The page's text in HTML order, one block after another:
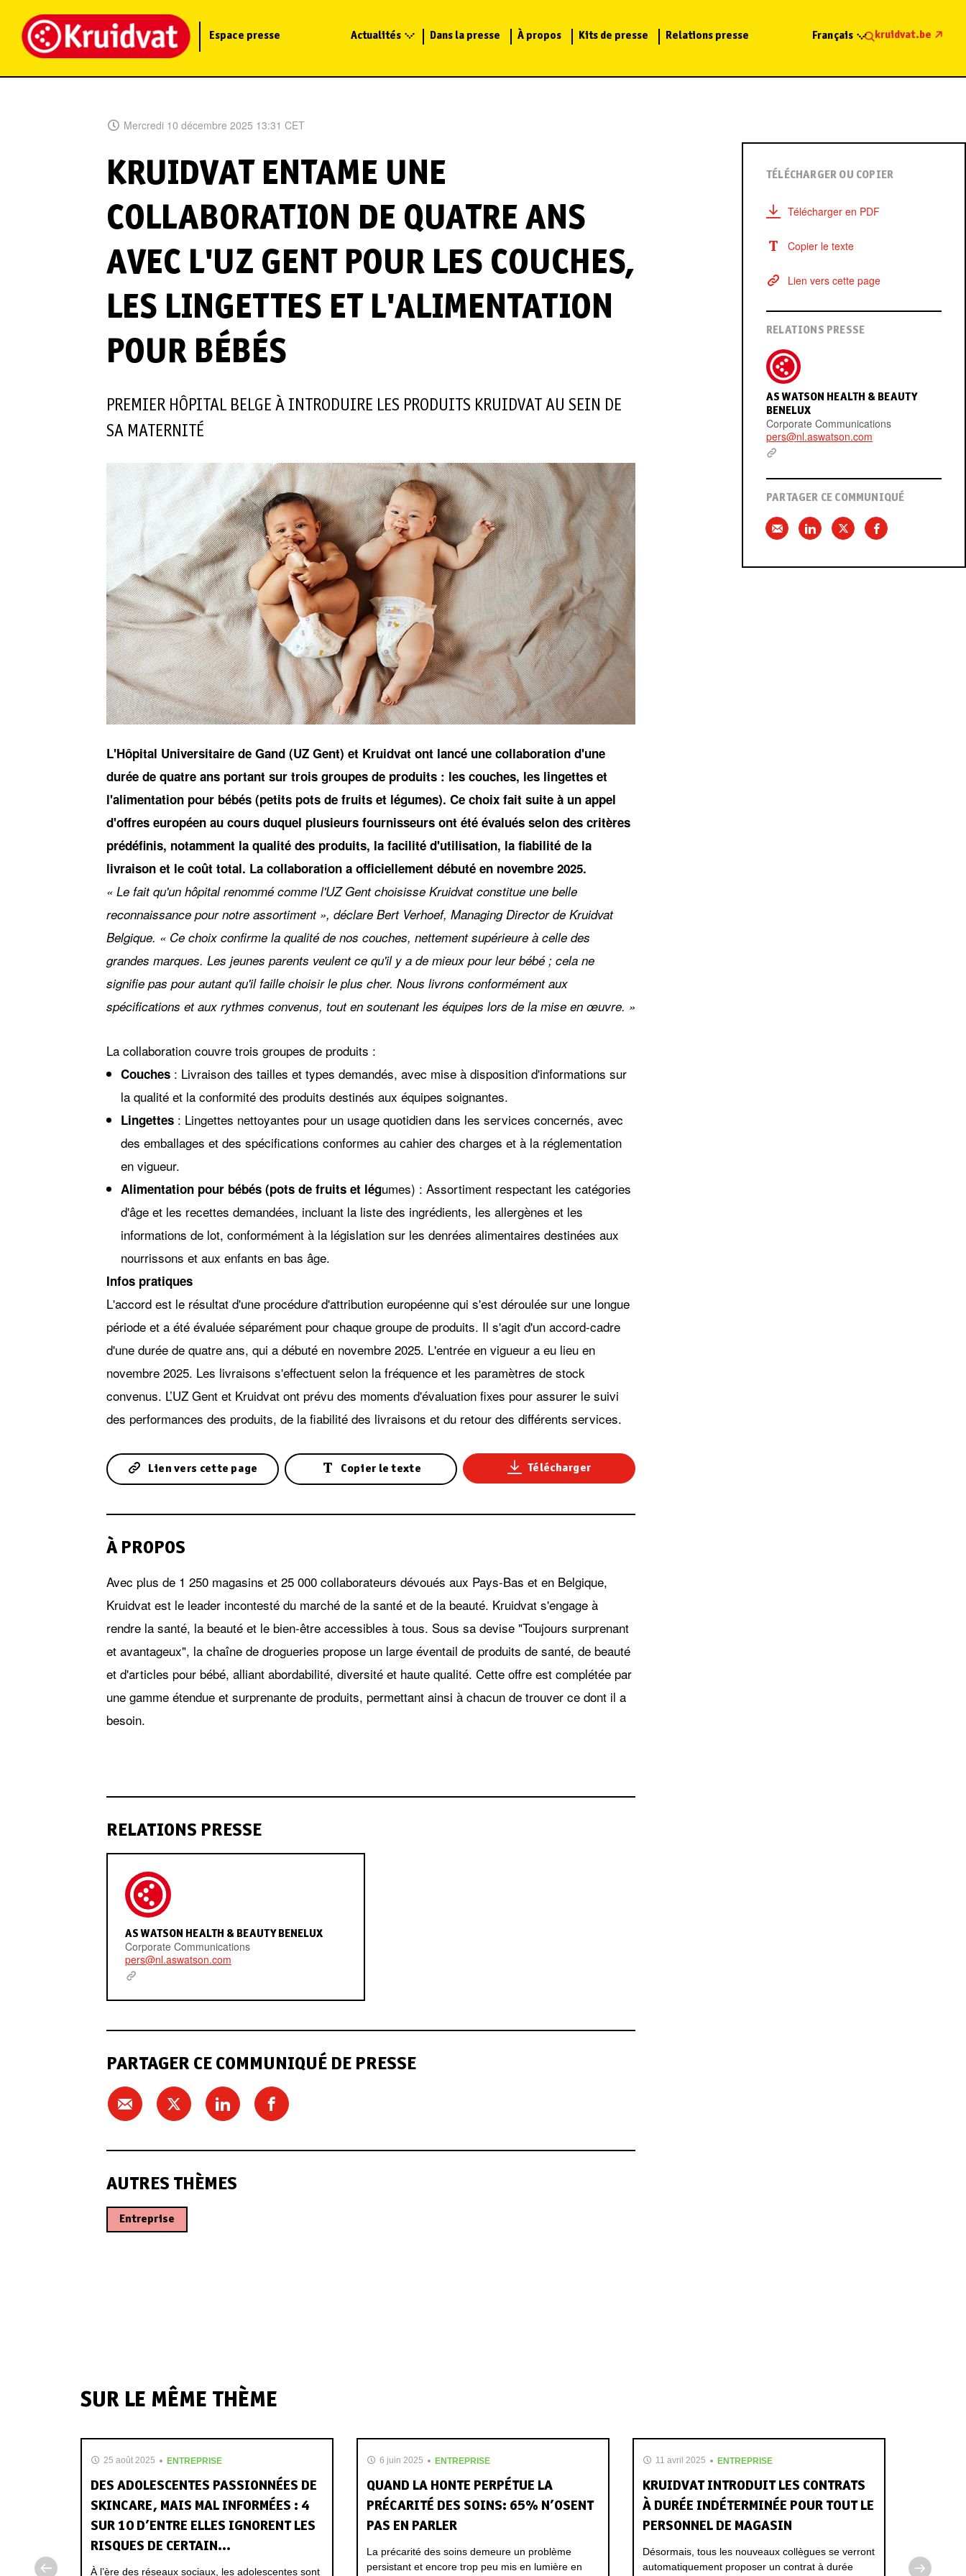
Espace presse Actualités À propos Kits de presse
Dans la presse Relations presse Français kruidvat.be
Mercredi 10 décembre 2025 13:31 CET
KRUIDVAT ENTAME UNE
COLLABORATION DE QUATRE ANS
AVEC L'UZ GENT POUR LES COUCHES,
LES LINGETTES ET L'ALIMENTATION
POUR BÉBÉS
PREMIER HÔPITAL BELGE À INTRODUIRE LES PRODUITS KRUIDVAT AU SEIN DE
SA MATERNITÉ
JPG
L'Hôpital Universitaire de Gand (UZ Gent) et Kruidvat ont lancé une collaboration d'une
durée de quatre ans portant sur trois groupes de produits : les couches, les lingettes et
l'alimentation pour bébés (petits pots de fruits et légumes). Ce choix fait suite à un appel
d'offres européen au cours duquel plusieurs fournisseurs ont été évalués selon des critères
prédéfinis, notamment la qualité des produits, la facilité d'utilisation, la fiabilité de la
livraison et le coût total. La collaboration a officiellement débuté en novembre 2025.
« Le fait qu'un hôpital renommé comme l'UZ Gent choisisse Kruidvat constitue une belle
reconnaissance pour notre assortiment », déclare Bert Verhoef, Managing Director de Kruidvat
Belgique. « Ce choix confirme la qualité de nos couches, nettement supérieure à celle des
grandes marques. Les jeunes parents veulent ce qu'il y a de mieux pour leur bébé ; cela ne
signifie pas pour autant qu'il faille choisir le plus cher. Nous livrons conformément aux
spécifications et aux rythmes convenus, tout en soutenant les équipes lors de la mise en œuvre. »
La collaboration couvre trois groupes de produits :
Couches : Livraison des tailles et types demandés, avec mise à disposition d'informations sur
la qualité et la conformité des produits destinés aux équipes soignantes.
Lingettes : Lingettes nettoyantes pour un usage quotidien dans les services concernés, avec
des emballages et des spécifications conformes au cahier des charges et à la réglementation
en vigueur.
Alimentation pour bébés (pots de fruits et légumes) : Assortiment respectant les catégories
d'âge et les recettes demandées, incluant la liste des ingrédients, les allergènes et les
informations de lot, conformément à la législation sur les denrées alimentaires destinées aux
nourrissons et aux enfants en bas âge.
Infos pratiques
L'accord est le résultat d'une procédure d'attribution européenne qui s'est déroulée sur une longue
période et a été évaluée séparément pour chaque groupe de produits. Il s'agit d'un accord-cadre
d'une durée de quatre ans, qui a débuté en novembre 2025. L'entrée en vigueur a eu lieu en
novembre 2025. Les livraisons s'effectuent selon la fréquence et les paramètres de stock
convenus. L’UZ Gent et Kruidvat ont prévu des moments d'évaluation fixes pour assurer le suivi
des performances des produits, de la fiabilité des livraisons et du retour des différents services.
Lien vers cette page Copier le texte Télécharger
À PROPOS
Avec plus de 1 250 magasins et 25 000 collaborateurs dévoués aux Pays-Bas et en Belgique,
Kruidvat est le leader incontesté du marché de la santé et de la beauté. Kruidvat s'engage à
rendre la santé, la beauté et le bien-être accessibles à tous. Sous sa devise "Toujours surprenant
et avantageux", la chaîne de drogueries propose un large éventail de produits de santé, de beauté
et d'articles pour bébé, alliant abordabilité, diversité et haute qualité. Cette offre est complétée par
une gamme étendue et surprenante de produits, permettant ainsi à chacun de trouver ce dont il a
besoin.
RELATIONS PRESSE
AS WATSON HEALTH & BEAUTY BENELUX
Corporate Communications
pers@nl.aswatson.com
PARTAGER CE COMMUNIQUÉ DE PRESSE
AUTRES THÈMES
Entreprise
TÉLÉCHARGER OU COPIER
Télécharger en PDF
Copier le texte
Lien vers cette page
RELATIONS PRESSE
AS WATSON HEALTH & BEAUTY
BENELUX
Corporate Communications
pers@nl.aswatson.com
PARTAGER CE COMMUNIQUÉ
SUR LE MÊME THÈME
25 août 2025 ENTREPRISE
DES ADOLESCENTES PASSIONNÉES DE
SKINCARE, MAIS MAL INFORMÉES : 4
SUR 10 D’ENTRE ELLES IGNORENT LES
RISQUES DE CERTAIN...
À l’ère des réseaux sociaux, les adolescentes sont
6 juin 2025 ENTREPRISE
QUAND LA HONTE PERPÉTUE LA
PRÉCARITÉ DES SOINS: 65% N’OSENT
PAS EN PARLER
La précarité des soins demeure un problème
persistant et encore trop peu mis en lumière en
11 avril 2025 ENTREPRISE
KRUIDVAT INTRODUIT LES CONTRATS
À DURÉE INDÉTERMINÉE POUR TOUT LE
PERSONNEL DE MAGASIN
Désormais, tous les nouveaux collègues se verront
automatiquement proposer un contrat à durée
cancer